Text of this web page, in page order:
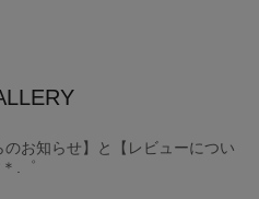
お知らせ】と【レビューについ
.゜